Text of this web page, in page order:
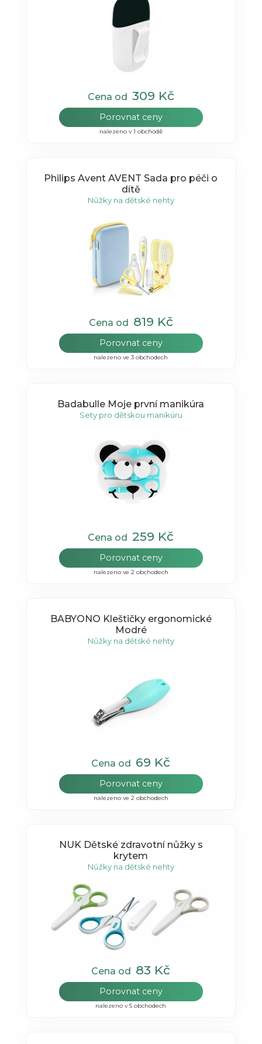
Cena od 309 Kč
Porovnat ceny
nalezeno v 1 obchodě
Philips Avent AVENT Sada pro péči o
dítě
Nůžky na dětské nehty
Cena od 819 Kč
Porovnat ceny
nalezeno ve 3 obchodech
Badabulle Moje první manikúra
Sety pro dětskou manikúru
Cena od259 Kč
Porovnat ceny
nalezeno ve 2 obchodech
BABYONO Kleštičky ergonomické
Modré
Nůžky na dětské nehty
Cena od 69 Kč
Porovnat ceny
nalezeno ve 2 obchodech
NUK Dětské zdravotní nůžky s
krytem
Nůžky na dětské nehty
Cena od 83 Kč
Porovnat ceny
nalezeno v 5 obchodech